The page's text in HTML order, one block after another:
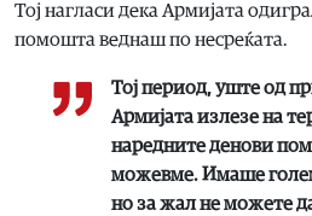
Тој нагласи дека Армијата
помошта веднаш по несреќата.
Тој период, уште од
Армијата излезе на
наредните денови
можевме. Имаше
но за жал не можете